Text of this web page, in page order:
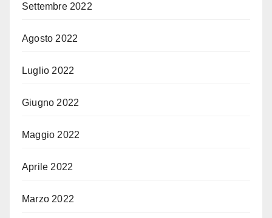
Settembre 2022
Agosto 2022
Luglio 2022
Giugno 2022
Maggio 2022
Aprile 2022
Marzo 2022